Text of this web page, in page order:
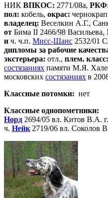
НИК ВПКОС: 2771/08а, РКФ
пол: кобель, окрас:
владелец: Веселкин А.Г.,
от Бима II 2466/98 Васильева,
и ч. ч.п. Мисс-Шанс 2532/01
дипломы за рабочие
экстерьера: отл., плем. класс:
состязаниях памяти М.Я.
московских состязаниях в
Классные потомки: нет
Классные однопометники:
Норд 2694/05 вл. Китов В.А.
ч. Нейк 2719/06 вл. Соколов